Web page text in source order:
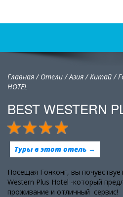
Главная/ Отели/Азия/Китай/
HOTEL
BEST WESTERN
Туры в этот отель →
Посещая Гонконг, вы
Western Plus Hotel -который
проживание и отличный сервис!